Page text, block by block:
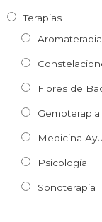
Terapias
Aromaterapia
Flores de
Gemoterapia
Medicina
Psicología
Sonoterapia